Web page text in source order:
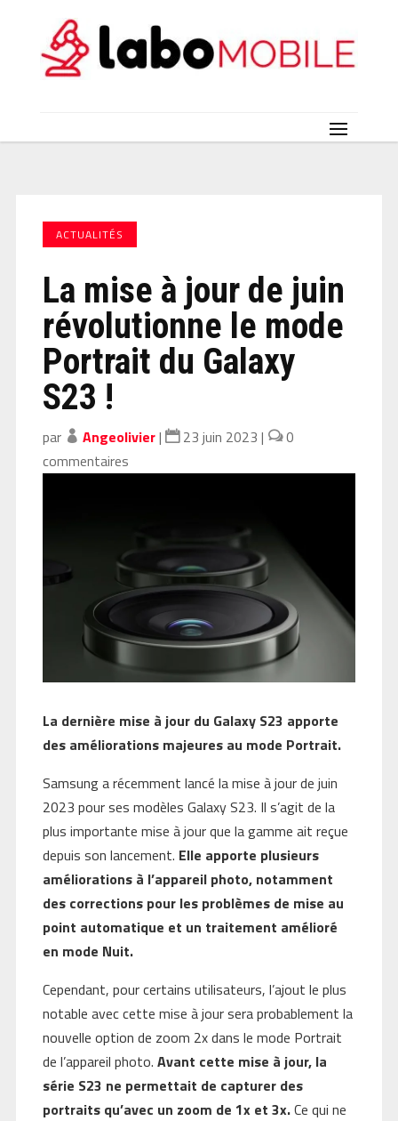
ACTUALITÉS
La mise à jour de juin
révolutionne le mode
Portrait du Galaxy
S23 !
par Angeolivier| 23 juin 2023 |
0
commentaires
La dernière mise à jour du Galaxy S23 apporte
des améliorations majeures au mode Portrait.
Samsung a récemment lancé la mise à jour de juin
2023 pour ses modèles Galaxy S23. Il s’agit de la
plus importante mise à jour que la gamme ait reçue
depuis son lancement. Elle apporte plusieurs
améliorations à l’appareil photo, notamment
des corrections pour les problèmes de mise au
point automatique et un traitement amélioré
en mode Nuit.
Cependant, pour certains utilisateurs, l’ajout le plus
notable avec cette mise à jour sera probablement la
nouvelle option de zoom 2x dans le mode Portrait
de l’appareil photo. Avant cette mise à jour, la
série S23 ne permettait de capturer des
portraits qu’avec un zoom de 1x et 3x.Ce qui ne